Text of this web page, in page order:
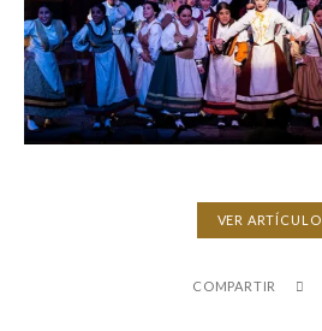
VER ARTÍCULO
COMPARTIR